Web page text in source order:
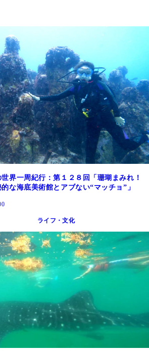
界一周紀行：第１２８回「珊瑚まみれ！
な海底美術館とアブない“マッチョ”」
ライフ・文化